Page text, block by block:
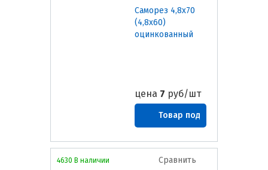
Саморез 4,8х70
(4,8х60)
оцинкованный
цена 7 руб/шт
Товар под
заказ
Сравнить
4630 В наличии